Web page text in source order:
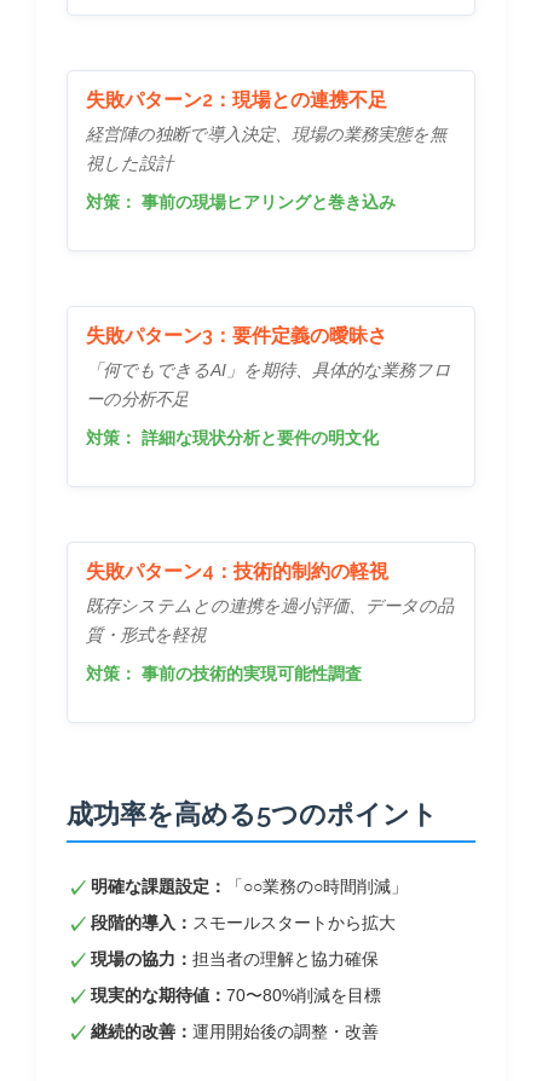
失敗パターン2：現場との連携不足
経営陣の独断で導入決定、現場の業務実態を無
視した設計
対策： 事前の現場ヒアリングと巻き込み
失敗パターン3：要件定義の曖昧さ
「何でもできるAI」を期待、具体的な業務フロ
ーの分析不足
対策： 詳細な現状分析と要件の明文化
失敗パターン4：技術的制約の軽視
既存システムとの連携を過小評価、データの品
質・形式を軽視
対策： 事前の技術的実現可能性調査
成功率を高める5つのポイント
明確な課題設定：
「○○業務の○時間削減」
段階的導入： スモールスタートから拡大
現場の協力： 担当者の理解と協力確保
現実的な期待値： 70〜80%削減を目標
継続的改善： 運用開始後の調整・改善